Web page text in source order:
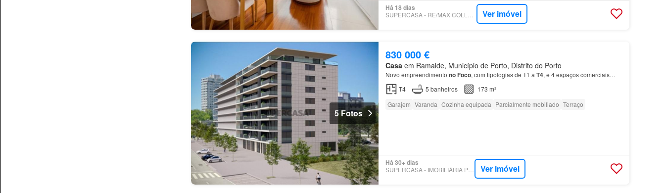
Há 18 dias
Ver imóvel
5 Fotos
830 000 €
Casaem Ramalde, Município de Porto, Distrito do Porto
Novo empreendimento no Foco, com tipologias de T1 a T4, e 4 espaços comerciais…
T4
5 banheiros
173 m²
Garajem Varanda Cozinha equipada Parcialmente mobiliado Terraço
Há 30+ dias
SUPERCASA - IMOBILIÁRIA PEDRO RAMOS PINTO Ver imóvel